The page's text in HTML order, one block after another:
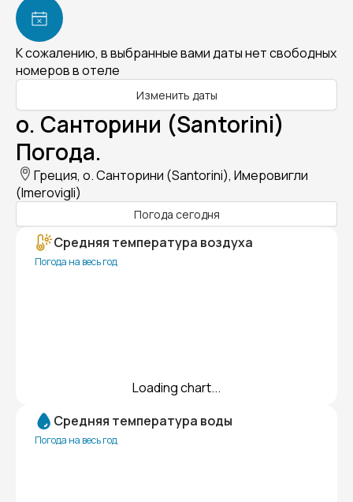
К сожалению, в выбранные вами даты нет свободных
номеров в отеле
Изменить даты
о. Санторини (Santorini)
Погода.
Греция, о. Санторини (Santorini), Имеровигли
(Imerovigli)
Погода сегодня
Средняя температура воздуха
Погода на весь год
Loading chart...
Средняя температура воды
Погода на весь год